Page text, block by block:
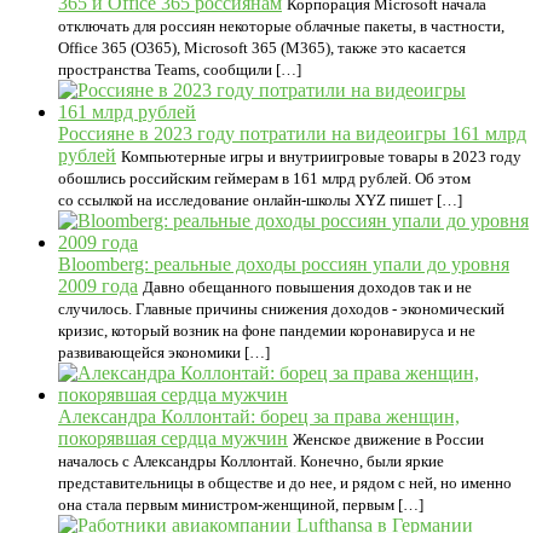
Корпорация Microsoft начала
отключать для россиян некоторые облачные пакеты, в частности,
Office 365 (О365), Microsoft 365 (М365), также это касается
пространства Teams, сообщили […]
Россияне в 2023 году потратили на видеоигры 161 млрд
рублей Компьютерные игры и внутриигровые товары в 2023 году
обошлись российским геймерам в 161 млрд рублей. Об этом
со ссылкой на исследование онлайн-школы XYZ пишет […]
Bloomberg: реальные доходы россиян упали до уровня
2009 года Давно обещанного повышения доходов так и не
случилось. Главные причины снижения доходов - экономический
кризис, который возник на фоне пандемии коронавируса и не
развивающейся экономики […]
Александра Коллонтай: борец за права женщин,
покорявшая сердца мужчин Женское движение в России
началось с Александры Коллонтай. Конечно, были яркие
представительницы в обществе и до нее, и рядом с ней, но именно
она стала первым министром-женщиной, первым […]